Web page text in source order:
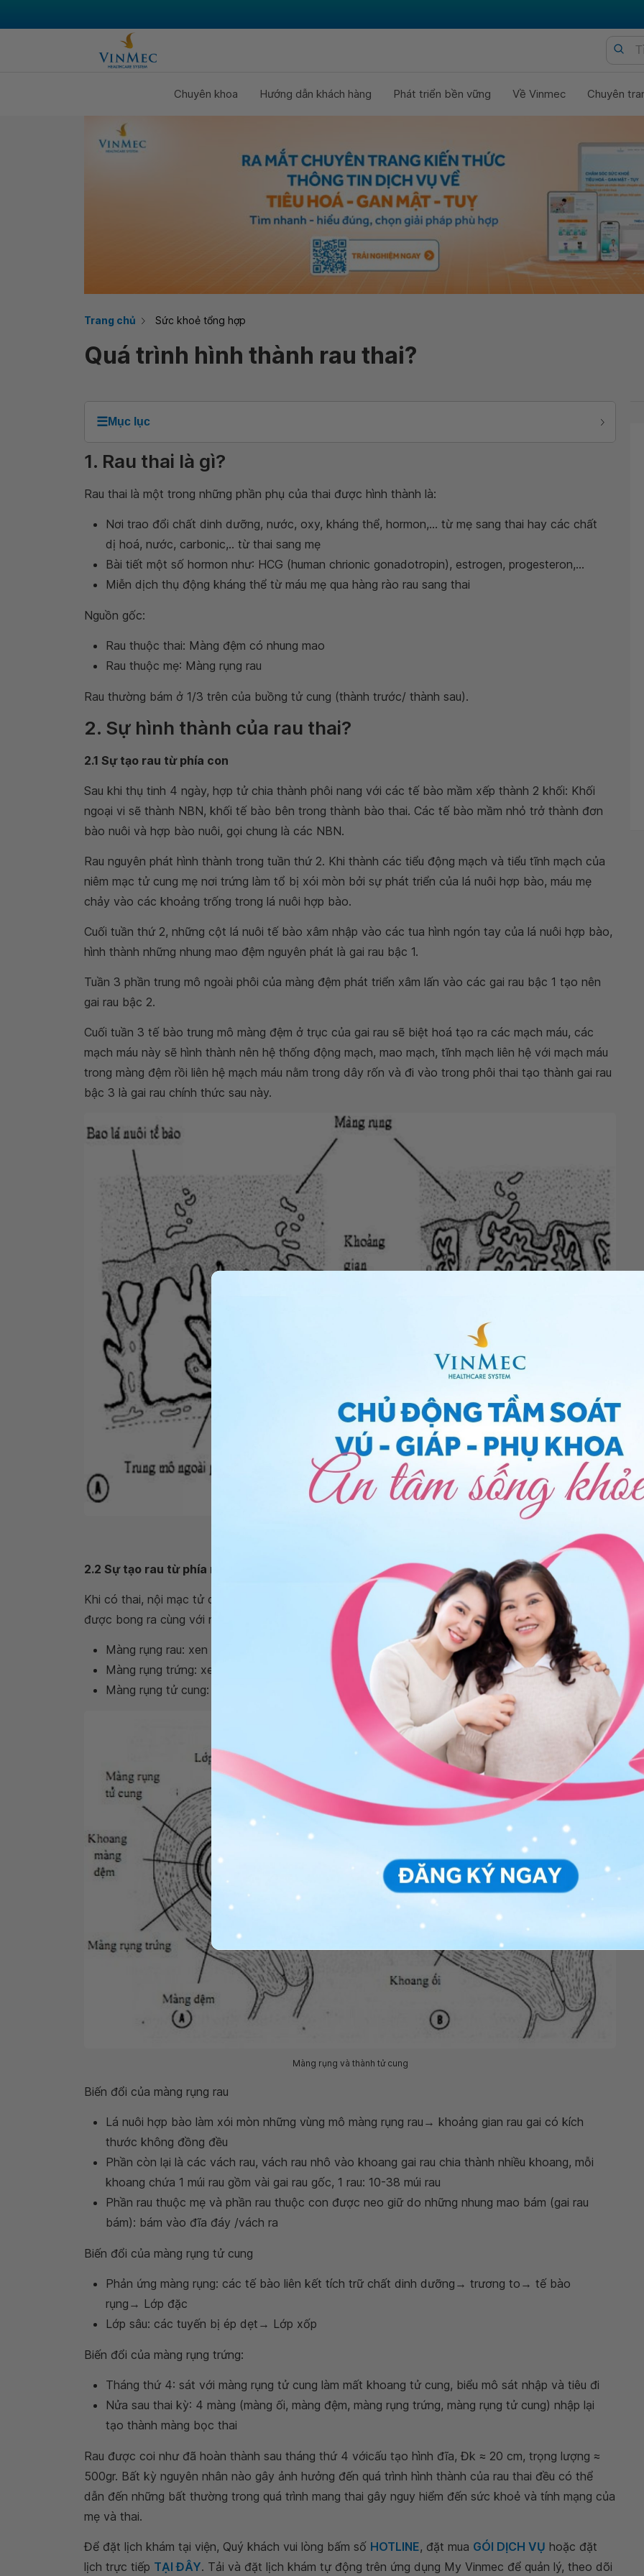
Chuyên khoa Hướng dẫn khách hàng Phát triển bền vững Về Vinmec Chuyên
Trang chủ Sức khoẻ tổng hợp
Quá trình hình thành rau thai?
☰Mục lục
1. Rau thai là gì?
Rau thai là một trong những phần phụ của thai được hình thành là:
Nơi trao đổi chất dinh dưỡng, nước, oxy, kháng thể, hormon,... từ mẹ sang thai hay các chất
dị hoá, nước, carbonic,.. từ thai sang mẹ
Bài tiết một số hormon như: HCG (human chrionic gonadotropin), estrogen, progesteron,...
Miễn dịch thụ động kháng thể từ máu mẹ qua hàng rào rau sang thai
Nguồn gốc:
Rau thuộc thai: Màng đệm có nhung mao
Rau thuộc mẹ: Màng rụng rau
Rau thường bám ở 1/3 trên của buồng tử cung (thành trước/ thành sau).
2. Sự hình thành của rau thai?
2.1 Sự tạo rau từ phía con
Sau khi thụ tinh 4 ngày, hợp tử chia thành phôi nang với các tế bào mầm xếp thành 2 khối: Khối
ngoại vi sẽ thành NBN, khối tế bào bên trong thành bào thai. Các tế bào mầm nhỏ trở thành đơn
bào nuôi và hợp bào nuôi, gọi chung là các NBN.
Rau nguyên phát hình thành trong tuần thứ 2. Khi thành các tiểu động mạch và tiểu tĩnh mạch của
niêm mạc tử cung mẹ nơi trứng làm tổ bị xói mòn bởi sự phát triển của lá nuôi hợp bào, máu mẹ
chảy vào các khoảng trống trong lá nuôi hợp bào.
Cuối tuần thứ 2, những cột lá nuôi tế bào xâm nhập vào các tua hình ngón tay của lá nuôi hợp bào,
hình thành những nhung mao đệm nguyên phát là gai rau bậc 1.
Tuần 3 phần trung mô ngoài phôi của màng đệm phát triển xâm lấn vào các gai rau bậc 1 tạo nên
gai rau bậc 2.
Cuối tuần 3 tế bào trung mô màng đệm ở trục của gai rau sẽ biệt hoá tạo ra các mạch máu, các
mạch máu này sẽ hình thành nên hệ thống động mạch, mao mạch, tĩnh mạch liên hệ với mạch máu
trong màng đệm rồi liên hệ mạch máu nằm trong dây rốn và đi vào trong phôi thai tạo thành gai rau
bậc 3 là gai rau chính thức sau này.
2.2 Sự tạo rau từ phía mẹ
Khi có thai, nội mạc tử cung của mẹ gọi là màng rụng và chia làm 3 phần, khi trẻ ra đời chúng sẽ
được bong ra cùng với rau:
Màng rụng rau: xen giữa phôi và cơ tử cung
Màng rụng trứng: xen giữa phôi và khoang tử cung
Màng rụng tử cung: phần còn lại
Màng rụng và thành tử cung
Biến đổi của màng rụng rau
Lá nuôi hợp bào làm xói mòn những vùng mô màng rụng rau→ khoảng gian rau gai có kích
thước không đồng đều
Phần còn lại là các vách rau, vách rau nhô vào khoang gai rau chia thành nhiều khoang, mỗi
khoang chứa 1 múi rau gồm vài gai rau gốc, 1 rau: 10-38 múi rau
Phần rau thuộc mẹ và phần rau thuộc con được neo giữ do những nhung mao bám (gai rau
bám): bám vào đĩa đáy /vách ra
Biến đổi của màng rụng tử cung
Phản ứng màng rụng: các tế bào liên kết tích trữ chất dinh dưỡng→ trương to→ tế bào
rụng→ Lớp đặc
Lớp sâu: các tuyến bị ép dẹt→ Lớp xốp
Biến đổi của màng rụng trứng:
Tháng thứ 4: sát với màng rụng tử cung làm mất khoang tử cung, biểu mô sát nhập và tiêu đi
Nửa sau thai kỳ: 4 màng (màng ối, màng đệm, màng rụng trứng, màng rụng tử cung) nhập lại
tạo thành màng bọc thai
Rau được coi như đã hoàn thành sau tháng thứ 4 vớicấu tạo hình đĩa, Đk ≈ 20 cm, trọng lượng ≈
500gr. Bất kỳ nguyên nhân nào gây ảnh hưởng đến quá trình hình thành của rau thai đều có thể
dẫn đến những bất thường trong quá trình mang thai gây nguy hiểm đến sức khoẻ và tính mạng của
mẹ và thai.
Để đặt lịch khám tại viện, Quý khách vui lòng bấm số HOTLINE, đặt mua GÓI DỊCH VỤ hoặc đặt
lịch trực tiếp TẠI ĐÂY. Tải và đặt lịch khám tự động trên ứng dụng My Vinmec để quản lý, theo dõi